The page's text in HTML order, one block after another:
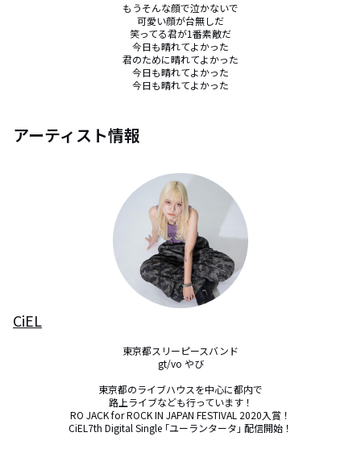
もうそんな顔で泣かないで
可愛い顔が台無しだ
笑ってる君が1番素敵だ
今日も晴れてよかった
君のために晴れてよかった
今日も晴れてよかった
今日も晴れてよかった
アーティスト情報
CiEL
東京都スリーピースバンド
gt/vo やび
東京都のライブハウスを中心に都内で
路上ライブなども行っています！
RO JACK for ROCK IN JAPAN FESTIVAL 2020入賞！
CiEL7th Digital Single ｢ユーランタータ｣ 配信開始！